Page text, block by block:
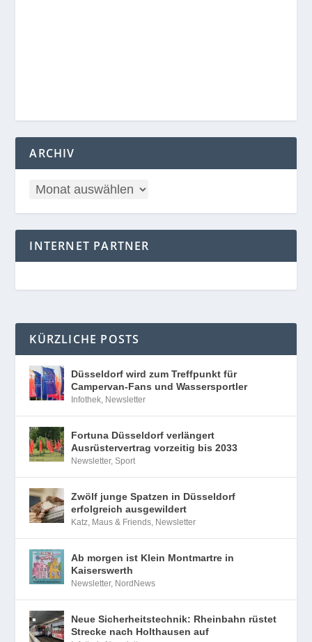
ARCHIV
INTERNET PARTNER
KÜRZLICHE POSTS
Düsseldorf wird zum Treffpunkt für
Campervan-Fans und Wassersportler
Infothek, Newsletter
Fortuna Düsseldorf verlängert
Ausrüstervertrag vorzeitig bis 2033
Newsletter,Sport
Zwölf junge Spatzen in Düsseldorf
erfolgreich ausgewildert
Katz, Maus & Friends, Newsletter
Ab morgen ist Klein Montmartre in
Kaiserswerth
Newsletter, NordNews
Neue Sicherheitstechnik: Rheinbahn rüstet
Strecke nach Holthausen auf